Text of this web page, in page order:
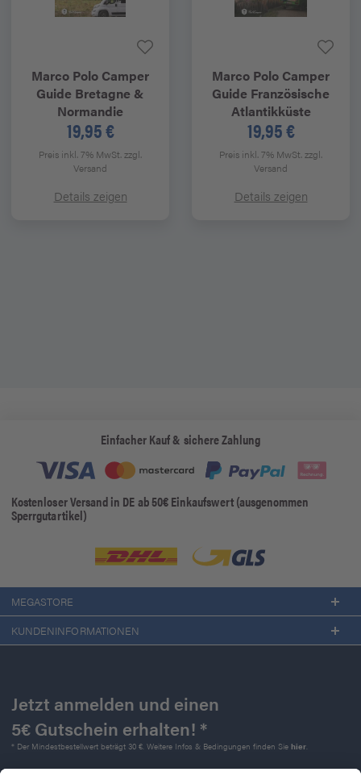
Marco Polo Camper
Guide Bretagne &
Normandie
19,95 €
Preis inkl. 7% MwSt.zzgl.
Versand
Details zeigen
Marco Polo Camper
Guide Französische
Atlantikküste
19,95 €
Preis inkl. 7% MwSt.zzgl.
Versand
Details zeigen
Einfacher Kauf & sichere Zahlung
Kostenloser Versand in DE ab 50€ Einkaufswert (ausgenommen
Sperrgutartikel)
MEGASTORE
KUNDENINFORMATIONEN
Jetzt anmelden und einen
5€ Gutschein erhalten! *
* Der Mindestbestellwert beträgt 30 €. Weitere Infos & Bedingungen finden Sie hier.